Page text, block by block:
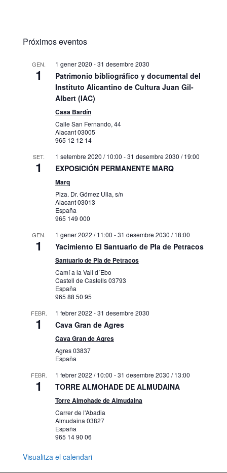
Próximos eventos
GEN.
1
1 gener 2020 -31 desembre 2030
Patrimonio bibliográfico y documental del
Instituto Alicantino de Cultura Juan Gil-
Albert (IAC)
Casa Bardín
Calle San Fernando, 44
Alacant03005
965 12 12 14
SET.
1
1 setembre 2020 / 10:00 -31 desembre 2030 / 19:00
EXPOSICIÓN PERMANENTE MARQ
Marq
Plza. Dr. Gómez Ulla, s/n
Alacant03013
España
965 149 000
GEN.
1
1 gener 2022 / 11:00 -31 desembre 2030 / 18:00
Yacimiento El Santuario de Pla de Petracos
Santuario de Pla de Petracos
Camí a la Vall d´Ebo
Castell de Castells03793
España
965 88 50 95
FEBR.
1
1 febrer 2022 -31 desembre 2030
Cava Gran de Agres
Cava Gran de Agres
Agres03837
España
FEBR.
1
1 febrer 2022 / 10:00 -31 desembre 2030 / 13:00
TORRE ALMOHADE DE ALMUDAINA
Torre Almohade de Almudaina
Carrer de l'Abadia
Almudaina 03827
España
965 14 90 06
Visualitza el calendari